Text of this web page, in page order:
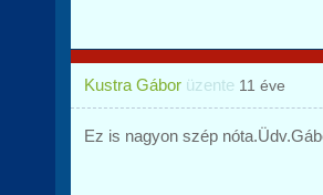
Kustra Gábor üzente 11 éve
Ez is nagyon szép